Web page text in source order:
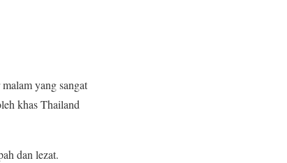
yang sangat
khas Thailand
dan lezat.